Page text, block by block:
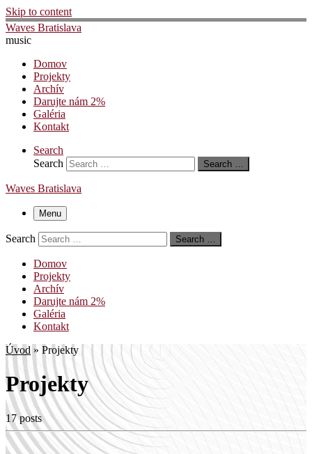
Skip to content
Waves Bratislava
music
Domov
Projekty
Archív
Darujte nám 2%
Galéria
Kontakt
Search
Search
Search …
Waves Bratislava
Menu
Search Search …
Domov
Projekty
Archív
Darujte nám 2%
Galéria
Kontakt
Úvod » Projekty
Projekty
17 posts